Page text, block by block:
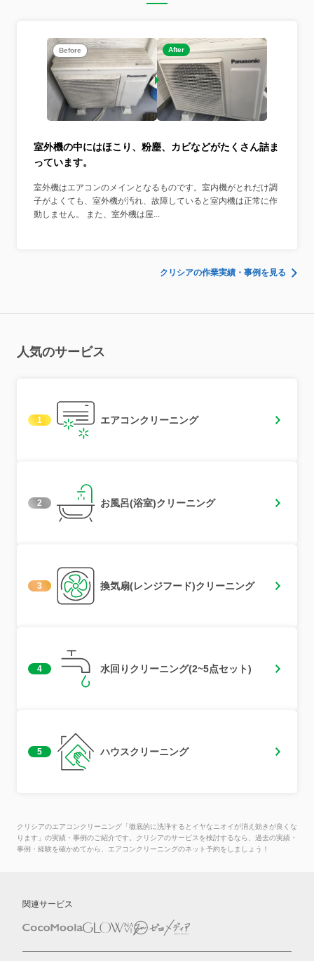
Before After
室外機の中にはほこり、粉塵、カビなどがたくさん詰ま
っています。
室外機はエアコンのメインとなるものです。室内機がとれだけ調
子がよくても、室外機が汚れ、故障していると室内機は正常に作
動しません。 また、室外機は屋...
クリシアの作業実績・事例を見る
人気のサービス
1 エアコンクリーニング
2 お風呂(浴室)クリーニング
3 換気扇(レンジフード)クリーニング
4 水回りクリーニング(2~5点セット)
5 ハウスクリーニング
クリシアのエアコンクリーニング「徹底的に洗浄するとイヤなニオイが消え効きが良くな
ります」の実績・事例のご紹介です。クリシアのサービスを検討するなら、過去の実績・
事例・経験を確かめてから、エアコンクリーニングのネット予約をしましょう！
関連サービス